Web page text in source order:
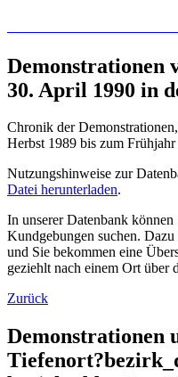
Demonstrationen
30. April 1990 in
Chronik der
Herbst 1989 bis zum
Nutzungshinweise zur
Datei herunterladen.
In unserer Datenbank
Kundgebungen suchen.
und Sie bekommen eine
geziehlt nach einem Ort über
Zurück
Demonstrationen